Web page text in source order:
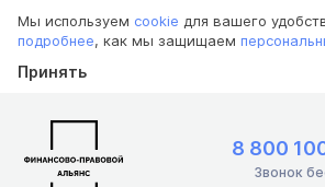
Мы используем cookie для вашего
подробнее, как мы защищаем
Принять
8 800
Звонок